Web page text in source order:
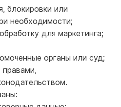
блокировки или
необходимости;
для маркетинга;
органы или суд;